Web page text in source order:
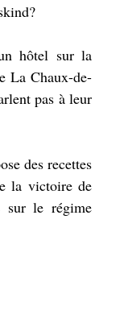
hôtel sur la
La Chaux-de-
pas à leur
des recettes
la victoire de
sur le régime